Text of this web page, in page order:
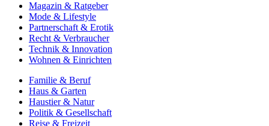
Magazin & Ratgeber
Mode & Lifestyle
Partnerschaft & Erotik
Recht & Verbraucher
Technik & Innovation
Wohnen & Einrichten
Familie & Beruf
Haus & Garten
Haustier & Natur
Politik & Gesellschaft
Reise & Freizeit